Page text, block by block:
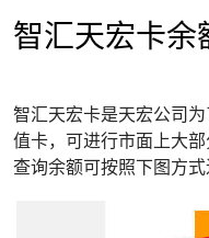
智汇天宏卡余
智汇天宏卡是天宏公司
值卡，可进行市面上大部
查询余额可按照下图方式